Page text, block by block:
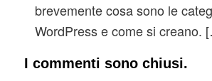
brevemente cosa sono le
WordPress e come si creano.
I commenti sono chiusi.